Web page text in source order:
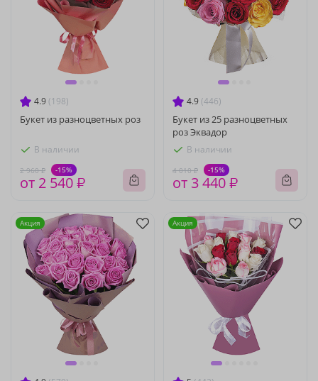
4.9 (198)
Букет из разноцветных роз
В наличии
2 960 ₽ -15%
от 2 540 ₽
4.9 (446)
Букет из 25 разноцветных
роз Эквадор
В наличии
4 010 ₽ -15%
от 3 440 ₽
Акция Акция